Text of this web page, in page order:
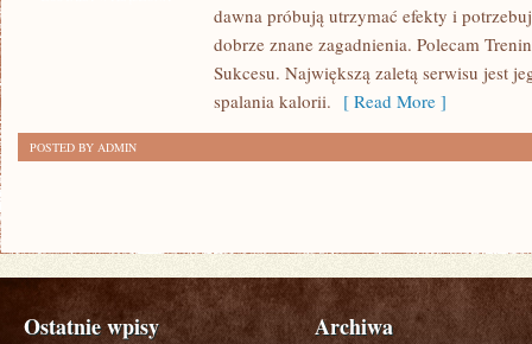
PLANY
ŻYWIENIOWE
dawna próbują utrzymać efekty i
dobrze znane zagadnienia. Polecam
Sukcesu. Największą zaletą serwisu jest
spalania kalorii. [ Read More ]
POSTED BY ADMIN
Ostatnie wpisy Archiwa